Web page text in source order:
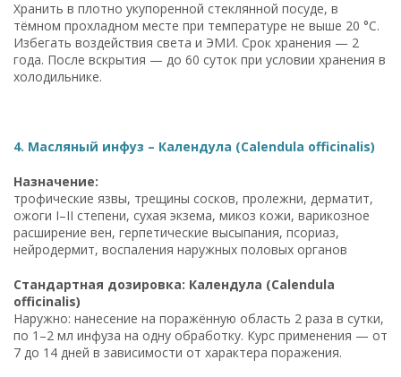
Хранить в плотно укупоренной стеклянной посуде, в
тёмном прохладном месте при температуре не выше 20 °C.
Избегать воздействия света и ЭМИ. Срок хранения — 2
года. После вскрытия — до 60 суток при условии хранения в
холодильнике.
4. Масляный инфуз – Календула (Calendula officinalis)
Назначение:
трофические язвы, трещины сосков, пролежни, дерматит,
ожоги I–II степени, сухая экзема, микоз кожи, варикозное
расширение вен, герпетические высыпания, псориаз,
нейродермит, воспаления наружных половых органов
Стандартная дозировка: Календула (Calendula
officinalis)
Наружно: нанесение на поражённую область 2 раза в сутки,
по 1–2 мл инфуза на одну обработку. Курс применения — от
7 до 14 дней в зависимости от характера поражения.